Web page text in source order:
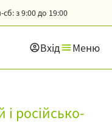
сб: з 9:00 до 19:00
Вхід Меню
російсько-